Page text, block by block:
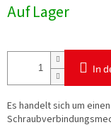
Auf Lager
In
Es handelt sich um